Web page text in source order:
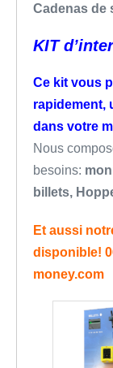
Cadenas de
KIT
Ce kit vous
rapidement,
dans votre
Nous
besoins:
billets,
Et aussi
disponible!
money.com